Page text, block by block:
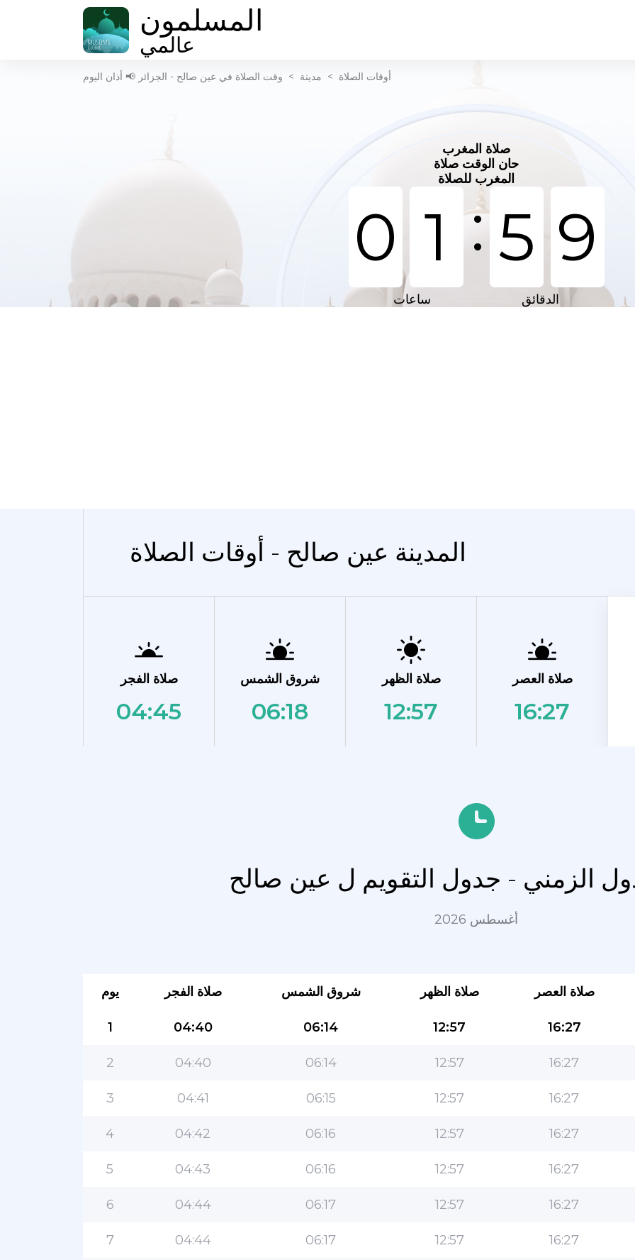
المسلمون
عالمي
أوقات الصلاة > مدينة > وقت الصلاة في عين صالح - الجزائر 📢 أذان اليوم
صلاة المغرب
حان الوقت صلاة
المغرب للصلاة
0 1 :5 9
ساعات الدقائق
المدينة عين صالح - أوقات الصلاة
صلاة الفجر
04:45
شروق الشمس
06:18
صلاة الظهر
12:57
صلاة العصر
16:27
الزمني - جدول التقويم ل عين صالح
أغسطس 2026
يوم صلاة الفجر شروق الشمس صلاة الظهر صلاة العصر
1 04:40 06:14 12:57 16:27
2 04:40 06:14 12:57 16:27
3 04:41 06:15 12:57 16:27
4 04:42 06:16 12:57 16:27
5 04:43 06:16 12:57 16:27
6 04:44 06:17 12:57 16:27
7 04:44 06:17 12:57 16:27
التطبيق الأكثر شعبية للمسلمين!
التطبيق الإسلامي الشهير لنمط الحياة ، مع ميزات سهلة